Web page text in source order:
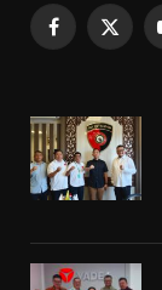
Facebook
X